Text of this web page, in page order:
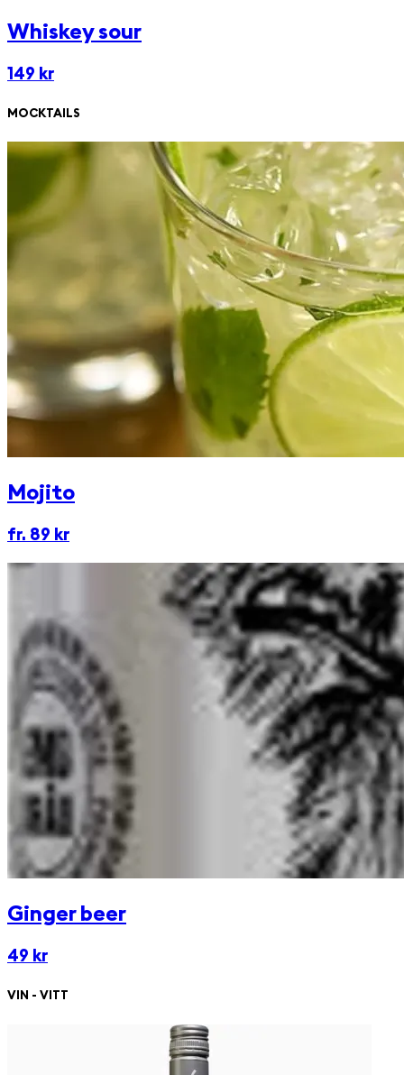
Whiskey sour
149 kr
MOCKTAILS
Mojito
fr. 89 kr
Ginger beer
49 kr
VIN - VITT